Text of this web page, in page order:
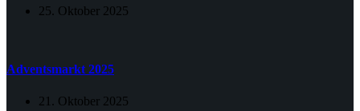
25. Oktober 2025
Adventsmarkt 2025
21. Oktober 2025